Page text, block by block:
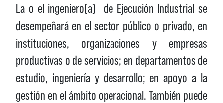
La o el ingeniero(a) de Ejecución Industrial se
desempeñará en el sector público o privado, en
instituciones, organizaciones y empresas
productivas o de servicios; en departamentos de
estudio, ingeniería y desarrollo; en apoyo a la
gestión en el ámbito operacional. También puede